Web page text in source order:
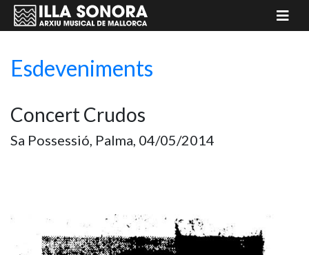
Esdeveniments
Concert Crudos
Sa Possessió, Palma, 04/05/2014